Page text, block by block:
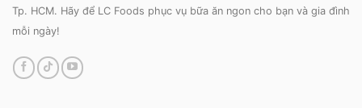
Tp. HCM. Hãy để LC Foods phục vụ bữa ăn ngon cho bạn và gia đình
mỗi ngày!